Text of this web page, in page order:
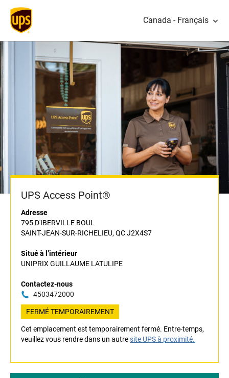
Canada - Français
UPS Access Point®
Adresse
795 D'IBERVILLE BOUL
SAINT-JEAN-SUR-RICHELIEU, QC J2X4S7
Situé à l’intérieur
UNIPRIX GUILLAUME LATULIPE
Contactez-nous
4503472000
FERMÉ TEMPORAIREMENT
Cet emplacement est temporairement fermé. Entre-temps,
veuillez vous rendre dans un autresite UPS à proximité.